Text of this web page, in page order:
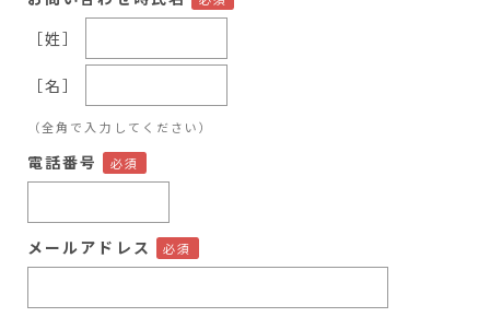
［姓］
［名］
（全角で入力してください）
電話番号
メールアドレス